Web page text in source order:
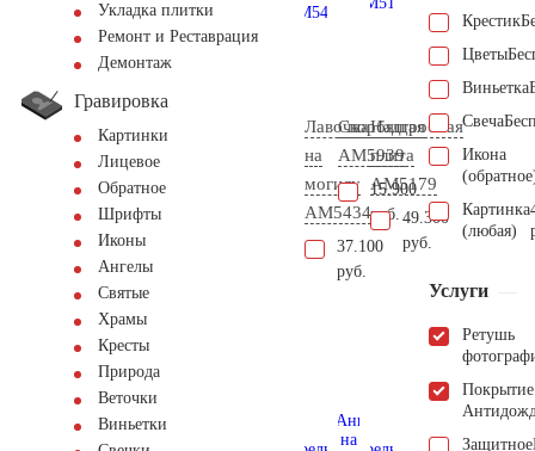
Укладка плитки
Ремонт и Реставрация
Демонтаж
Гравировка
Картинки
Лицевое
Обратное
Шрифты
Иконы
Ангелы
Святые
Храмы
Кресты
Природа
Веточки
Виньетки
Лавочка
на
могилу
AM5434
37.100
руб.
Скорбящая
AM5939
15.900
руб.
Надгробная
плита
AM5179
49.300
руб.
Крестик
Цветы
Виньетка
Свеча
Икона
Картинка
(любая)
Услуги
Ретушь
Покрытие
Защитное